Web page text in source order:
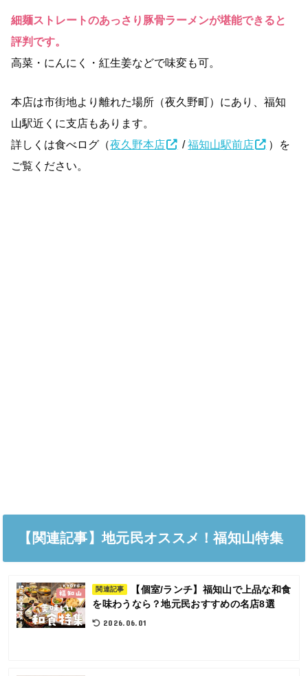
細麺ストレートのあっさり豚骨ラーメンが堪能できると
評判です。
高菜・にんにく・紅生姜などで味変も可。
本店は市街地より離れた場所（夜久野町）にあり、福知
山駅近くに支店もあります。
詳しくは食べログ（夜久野本店 /福知山駅前店
）を
ご覧ください。
【関連記事】地元民オススメ！福知山特集
関連記事
【個室/ランチ】福知山で上品な和食
を味わうなら？地元民おすすめの名店8選
2026.06.01